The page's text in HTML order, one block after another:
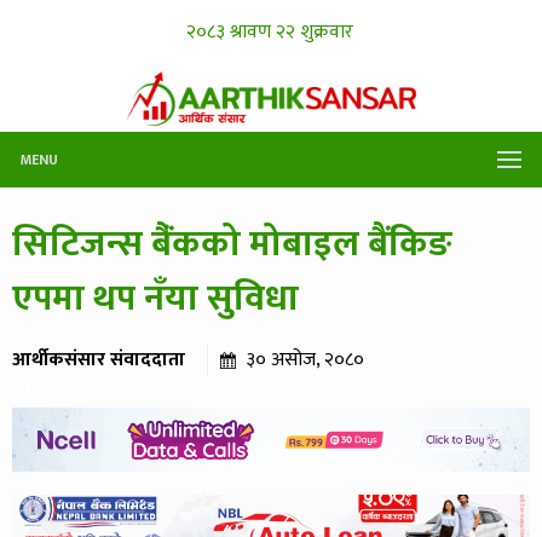
MENU
सिटिजन्स बैंंकको मोबाइल बैंकिङ
एपमा थप नँया सुविधा
आर्थीकसंसार संवाददाता ३० असोज, २०८०